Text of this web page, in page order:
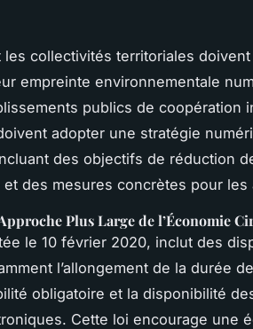
collectivités territoriales
empreinte environnementale
publics de coopération
adopter une stratégie
des objectifs de réduction
des mesures concrètes pour les
Plus Large de l’Économie
le 10 février 2020, inclut des
l’allongement de la durée
obligatoire et la disponibilité
Cette loi encourage une